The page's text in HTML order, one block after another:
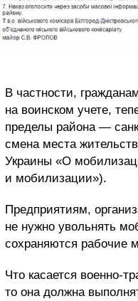
В частности,
на воинском учете,
пределы района —
смена места
Украины «О
и мобилизации»).
Предприятиям,
не нужно увольнять
сохраняются рабочие
Что касается военно-
то она должна